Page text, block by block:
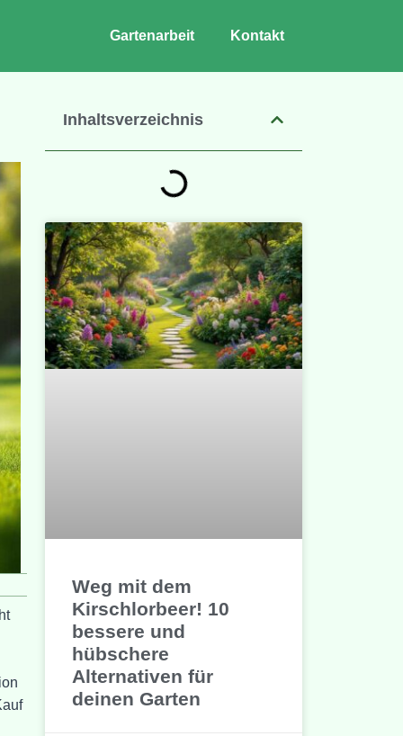
Gartenarbeit Kontakt
Inhaltsverzeichnis
Weg mit dem
Kirschlorbeer! 10
bessere und
hübschere
Alternativen für
deinen Garten